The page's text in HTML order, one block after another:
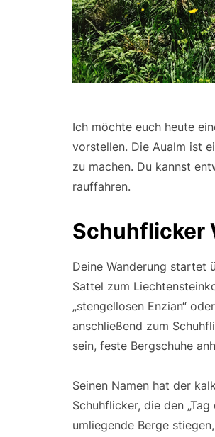
Ich möchte euch heute
vorstellen. Die Aualm ist
zu machen. Du kannst
rauffahren.
Schuhflicker
Deine Wanderung startet
Sattel zum
„stengellosen Enzian“
anschließend zum
sein, feste Bergschuhe
Seinen Namen hat der
Schuhflicker, die den
umliegende Berge